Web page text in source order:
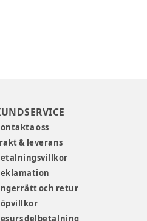
oss
& leverans
och retur
delbetalning